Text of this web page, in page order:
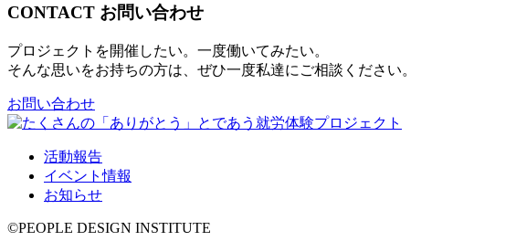
CONTACT お問い合わせ
プロジェクトを開催したい。一度働いてみたい。
そんな思いをお持ちの方は、ぜひ一度私達にご相談ください。
お問い合わせ
活動報告
イベント情報
お知らせ
©PEOPLE DESIGN INSTITUTE